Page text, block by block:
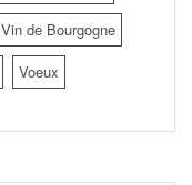
Vin de Bourgogne
Voeux